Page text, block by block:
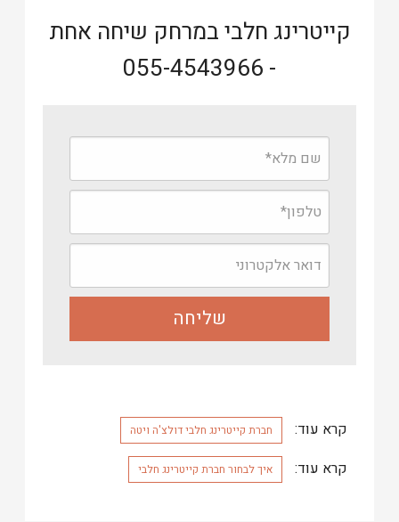
קייטרינג חלבי במרחק שיחה אחת
-
055-4543966
קרא עוד: חברת קייטרינג חלבי דולצ'ה ויטה
קרא עוד: איך לבחור חברת קייטרינג חלבי